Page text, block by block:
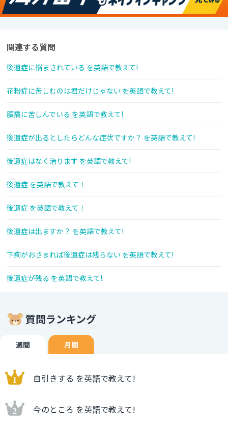
関連する質問
後遺症に悩まされている を英語で教えて!
花粉症に苦しむのは君だけじゃない を英語で教えて!
腰痛に苦しんでいる を英語で教えて!
後遺症が出るとしたらどんな症状ですか？ を英語で教えて!
後遺症はなく治ります を英語で教えて!
後遺症 を英語で教えて！
後遺症 を英語で教えて！
後遺症は出ますか？ を英語で教えて!
下痢がおさまれば後遺症は残らない を英語で教えて!
後遺症が残る を英語で教えて!
質問ランキング
週間 月間
自引きする を英語で教えて!
今のところ を英語で教えて!